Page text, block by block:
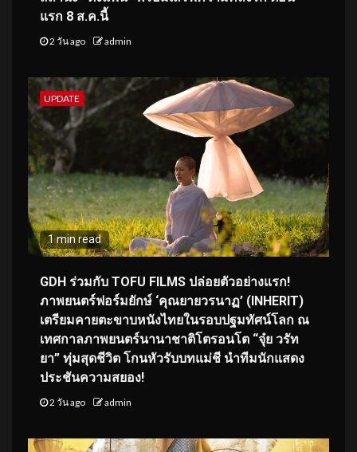
แรก 8 ส.ค.นี้
2 วัน ago admin
UPDATE
1 min read
GDH ร่วมกับ TOFU FILMS ปล่อยตัวอย่างแรก!
ภาพยนตร์ฟอร์มยักษ์ ‘คุณยายวรนาฏ’ (INHERIT)
เตรียมคายตะขาบหนังไทยในรอบปฐมทัศน์โลก ณ
เทศกาลภาพยนตร์นานาชาติโตรอนโต “จุ๋ย วรัท
ยา” ทุ่มสุดชีวิต โกนหัวรับบทแม่ชี นำทีมนักแสดง
ประชันความสยอง!
2 วัน ago admin